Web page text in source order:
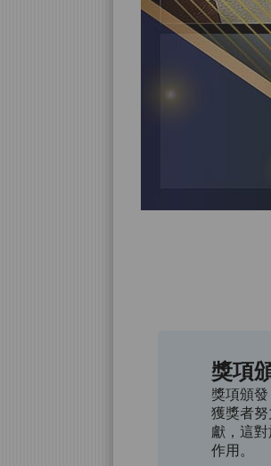
獎項
獎項頒
獲獎者
獻，這
作用。